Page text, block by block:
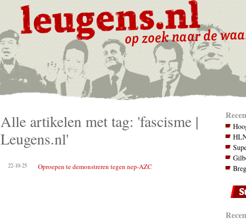
Alle artikelen met tag: 'fascisme |
Leugens.nl'
22-10-25 Oproepen te demonstreren tegen nep-AZC